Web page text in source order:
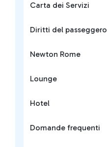
Carta dei Servizi
Diritti del passeggero
Newton Rome
Lounge
Hotel
Domande frequenti